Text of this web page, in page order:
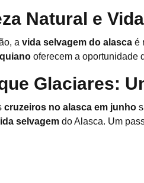
Natural e
a vida selvagem do alasca é
oferecem a oportunidade
Glaciares:
cruzeiros no alasca em junho
selvagem do Alasca. Um